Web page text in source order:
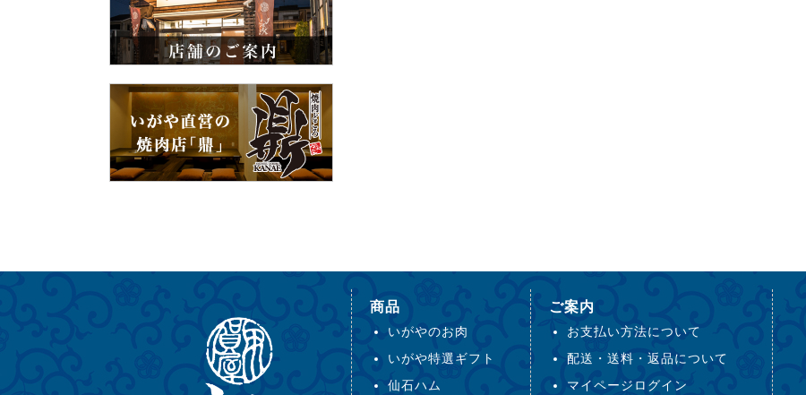
商品
いがやのお肉
いがや特選ギフト
仙石ハム
ご案内
お支払い方法について
配送・送料・返品について
マイページログイン